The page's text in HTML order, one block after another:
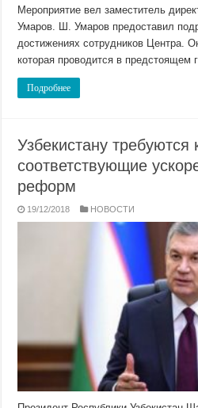
Мероприятие вел заместитель
Умаров. Ш. Умаров предоставил
достижениях сотрудников Центра.
которая проводится в предстоящем
Подробнее
Узбекистану требуются
соответствующие
реформ
19/12/2018 НОВОСТИ